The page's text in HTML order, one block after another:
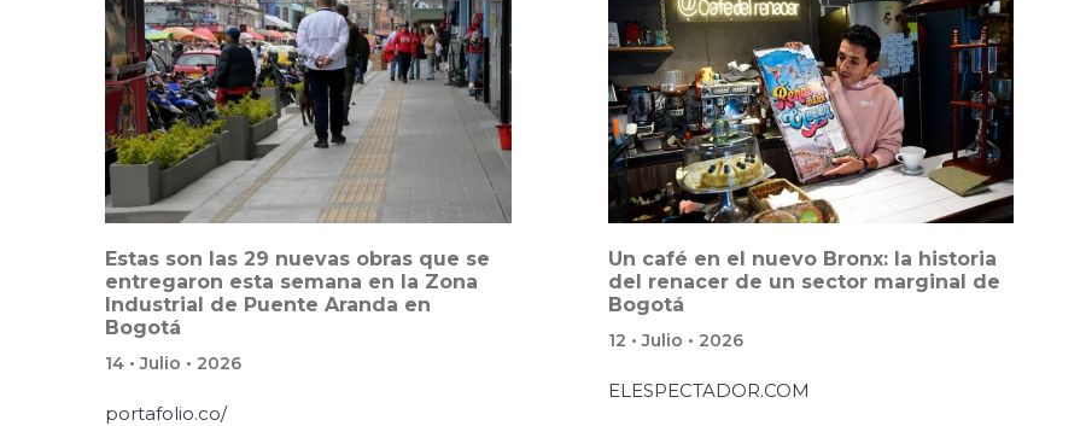
Estas son las 29 nuevas obras que se
entregaron esta semana en la Zona
Industrial de Puente Aranda en
Bogotá
14 • Julio • 2026
portafolio.co/
Un café en el nuevo Bronx: la historia
del renacer de un sector marginal de
Bogotá
12 • Julio • 2026
ELESPECTADOR.COM